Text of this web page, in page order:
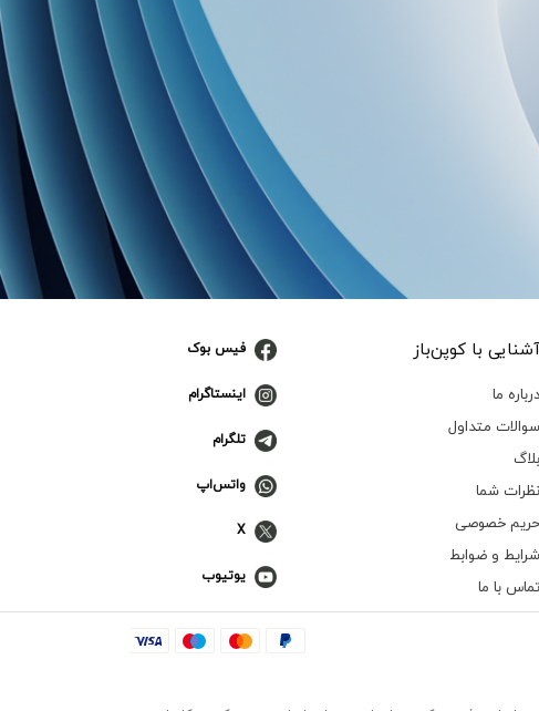
با کوپن‌باز
درباره ما
سوالات متداول
بلاگ
نظرات شما
حریم خصوصی
شرایط و ضوابط
تماس با ما
فیس بوک
اینستاگرام
تلگرام
واتس‌اپ
X
یوتیوب